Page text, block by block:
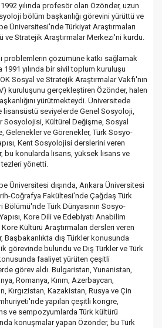
1992 yılında profesör olan Özönder, uzun
bölüm başkanlığı görevini yürüttü ve
Üniversitesi'nde Türkiyat Araştırmaları
ve Stratejik Araştırmalar Merkezi'ni kurdu.
problemlerin çözümüne katkı sağlamak
1991 yılında bir sivil toplum kuruluşu
Sosyal ve Stratejik Araştırmalar Vakfı'nın
kuruluşunu gerçekleştiren Özönder, halen
yürütmekteydi. Üniversitede
lisansüstü seviyelerde Genel Sosyoloji,
Sosyolojisi, Kültürel Değişme, Sosyal
Gelenekler ve Görenekler, Türk Sosyo-
Kent Sosyolojisi derslerini veren
bu konularda lisans, yüksek lisans ve
yönetti.
Üniversitesi dışında, Ankara Üniversitesi
Coğrafya Fakültesi'nde Çağdaş Türk
Bölümü'nde Türk Dünyasının Sosyo-
Kore Dili ve Edebiyatı Anabilim
Kore Kültürü Araştırmaları dersleri veren
Başbakanlıkta dış Türkler konusunda
görevinde bulundu ve Dış Türkler ve Türk
faaliyet yürüten çeşitli
görev aldı. Bulgaristan, Yunanistan,
Romanya, Kırım, Azerbaycan,
Kırgızistan, Kazakistan, Rusya ve Çin
yapılan çeşitli kongre,
ve sempozyumlarda Türk kültürü
konuşmalar yapan Özönder, bu Türk